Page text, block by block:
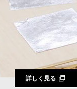
詳しく見る